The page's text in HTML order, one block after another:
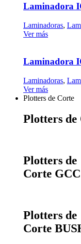
Laminadora
Laminadoras,
Ver más
Laminadora
Laminadoras,
Ver más
Plotters de Corte
Plotters de
Plotters de
Corte GCC
Plotters de
Corte